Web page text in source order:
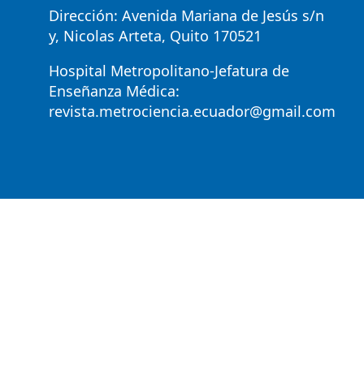
Dirección: Avenida Mariana de Jesús s/n
y, Nicolas Arteta, Quito 170521
Hospital Metropolitano-Jefatura de
Enseñanza Médica:
revista.metrociencia.ecuador@gmail.com